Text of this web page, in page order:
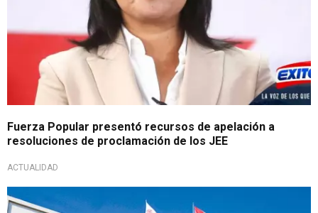
Fuerza Popular presentó recursos de apelación a
resoluciones de proclamación de los JEE
ACTUALIDAD